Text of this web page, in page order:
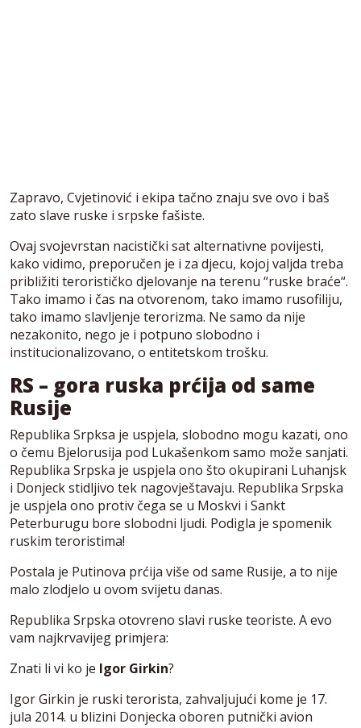
Zapravo, Cvjetinović i ekipa tačno znaju sve ovo i baš
zato slave ruske i srpske fašiste.
Ovaj svojevrstan nacistički sat alternativne povijesti,
kako vidimo, preporučen je i za djecu, kojoj valjda treba
približiti terorističko djelovanje na terenu “ruske braće“.
Tako imamo i čas na otvorenom, tako imamo rusofiliju,
tako imamo slavljenje terorizma. Ne samo da nije
nezakonito, nego je i potpuno slobodno i
institucionalizovano, o entitetskom trošku.
RS – gora ruska prćija od same
Rusije
Republika Srpksa je uspjela, slobodno mogu kazati, ono
o čemu Bjelorusija pod Lukašenkom samo može sanjati.
Republika Srpska je uspjela ono što okupirani Luhanjsk
i Donjeck stidljivo tek nagovještavaju. Republika Srpska
je uspjela ono protiv čega se u Moskvi i Sankt
Peterburugu bore slobodni ljudi. Podigla je spomenik
ruskim teroristima!
Postala je Putinova prćija više od same Rusije, a to nije
malo zlodjelo u ovom svijetu danas.
Republika Srpska otovreno slavi ruske teoriste. A evo
vam najkrvavijeg primjera:
Znati li vi ko je Igor Girkin?
Igor Girkin je ruski terorista, zahvaljujući kome je 17.
jula 2014. u blizini Donjecka oboren putnički avion